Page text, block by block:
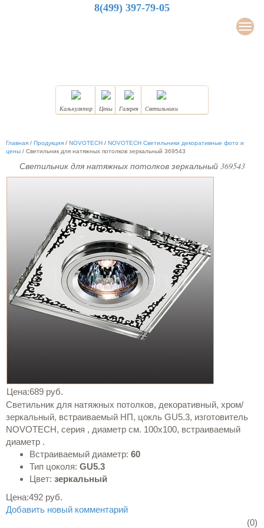
8(499) 397-79-05
Калькулятор Цены Галерея Светильники
Главная / Продукция / NOVOTECH / NOVOTECH Светильники декоративные фото и
цены / Светильник для натяжных потолков зеркальный 369543
Светильник для натяжных потолков зеркальный 369543
Цена:689 руб.
Светильник для натяжных потолков, декоративный, хром/
зеркальный, встраиваемый НП, цокль GU5.3, изготовитель
NOVOTECH, серия , диаметр см. 100x100, встраиваемый
диаметр .
Встраиваемый диаметр: 60
Тип цоколя: GU5.3
Цвет: зеркальный
Цена:492 руб.
Добавить новый комментарий
(0)